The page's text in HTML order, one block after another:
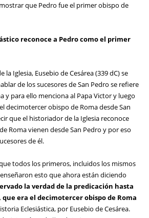
que Pedro fue el primer obispo de
reconoce a Pedro como el primer
la Iglesia, Eusebio de Cesárea (339 dC) se
de los sucesores de San Pedro se refiere
y para ello menciona al Papa Victor y luego
decimotercer obispo de Roma desde San
que el historiador de la Iglesia reconoce
Roma vienen desde San Pedro y por eso
de él.
todos los primeros, incluidos los mismos
esto que ahora están diciendo
la verdad de la predicación hasta
era el decimotercer obispo de Roma
Eclesiástica, por Eusebio de Cesárea.